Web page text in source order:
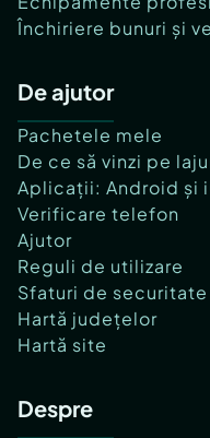
Închiriere bunuri și
De ajutor
Pachetele mele
De ce să vinzi pe
Aplicații: Android și
Verificare telefon
Ajutor
Reguli de utilizare
Sfaturi de securitate
Hartă județelor
Hartă site
Despre